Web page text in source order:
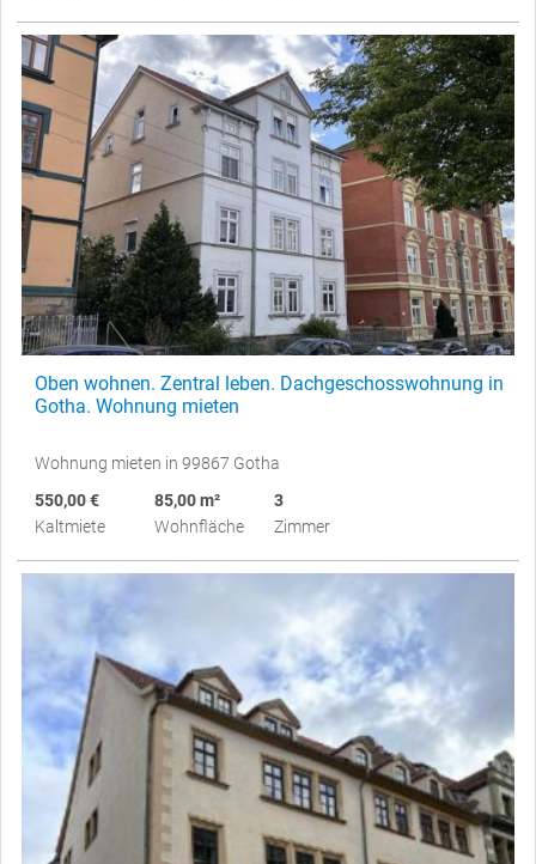
Oben wohnen. Zentral leben. Dachgeschosswohnung in
Gotha. Wohnung mieten
Wohnung mieten in 99867 Gotha
550,00 €
Kaltmiete
85,00 m²
Wohnfläche
3
Zimmer